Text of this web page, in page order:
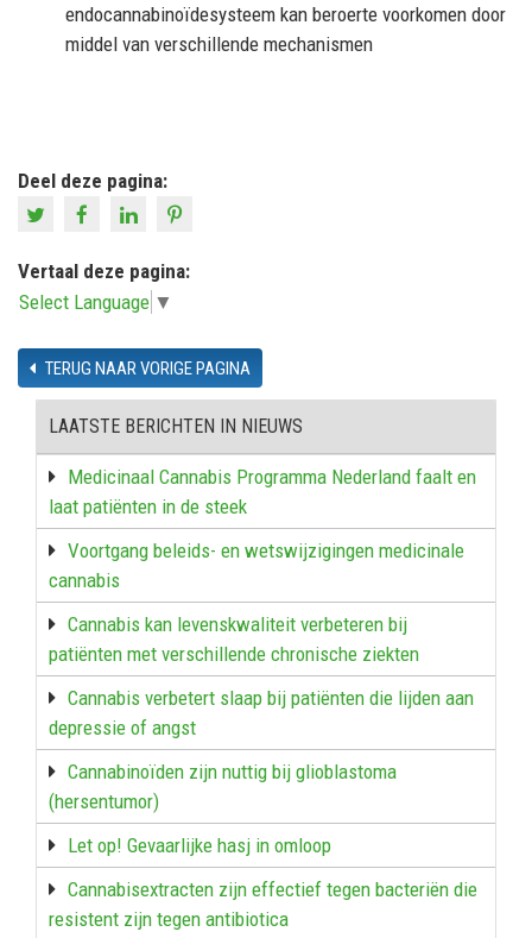
endocannabinoïdesysteem kan beroerte voorkomen door
middel van verschillende mechanismen
Deel deze pagina:
Vertaal deze pagina:
Select Language ▼
TERUG NAAR VORIGE PAGINA
LAATSTE BERICHTEN IN NIEUWS
Medicinaal Cannabis Programma Nederland faalt en
laat patiënten in de steek
Voortgang beleids- en wetswijzigingen medicinale
cannabis
Cannabis kan levenskwaliteit verbeteren bij
patiënten met verschillende chronische ziekten
Cannabis verbetert slaap bij patiënten die lijden aan
depressie of angst
Cannabinoïden zijn nuttig bij glioblastoma
(hersentumor)
Let op! Gevaarlijke hasj in omloop
Cannabisextracten zijn effectief tegen bacteriën die
resistent zijn tegen antibiotica